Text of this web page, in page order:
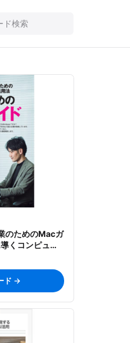
のためのMacガ
くコンピュー
ド →